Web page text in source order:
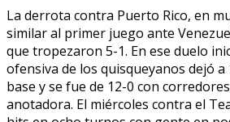
La derrota contra Puerto Rico, en
similar al primer juego ante
que tropezaron 5-1. En ese duelo
ofensiva de los quisqueyanos dejó
base y se fue de 12-0 con
anotadora. El miércoles contra el